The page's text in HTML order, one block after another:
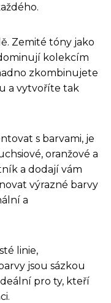
Zemité tóny jako
kolekcím
zkombinujete
a vytvoříte tak
s barvami, je
oranžové a
a dodají vám
výrazné barvy
a
linie,
jsou sázkou
pro ty, kteří